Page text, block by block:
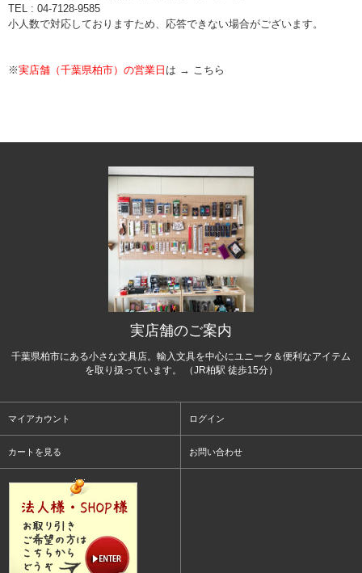
TEL : 04-7128-9585
小人数で対応しておりますため、応答できない場合がございます。
※実店舗（千葉県柏市）の営業日 は → こちら
実店舗のご案内
千葉県柏市にある小さな文具店。輸入文具を中心にユニーク＆便利なアイテム
を取り扱っています。 （JR柏駅 徒歩15分）
マイアカウント ログイン
カートを見る お問い合わせ